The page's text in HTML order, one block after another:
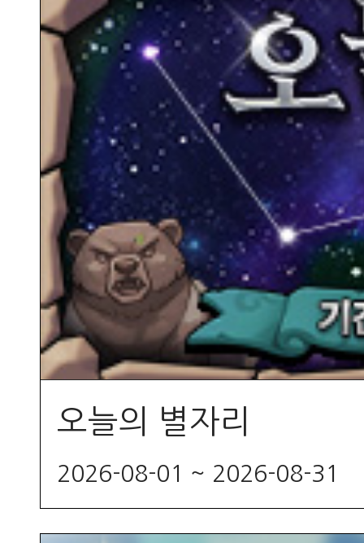
오늘의 별자리
2026-08-01 ~ 2026-08-31